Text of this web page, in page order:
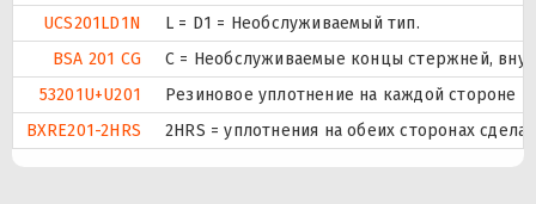
UCS201LD1N
L = D1 = Необслуживаемый тип.
BSA 201 CG
С = Необслуживаемые концы стержней,
53201U+U201
Резиновое уплотнение на каждой стороне
BXRE201-2HRS
2HRS = уплотнения на обеих сторонах